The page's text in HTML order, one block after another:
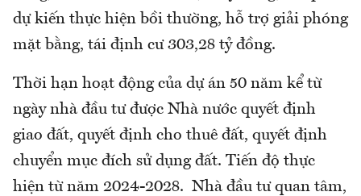
dự kiến thực hiện bồi thường, hỗ trợ giải phóng
mặt bằng, tái định cư 303,28 tỷ đồng.
Thời hạn hoạt động của dự án 50 năm kể từ
ngày nhà đầu tư được Nhà nước quyết định
giao đất, quyết định cho thuê đất, quyết định
chuyển mục đích sử dụng đất. Tiến độ thực
hiện từ năm 2024-2028. Nhà đầu tư quan tâm,